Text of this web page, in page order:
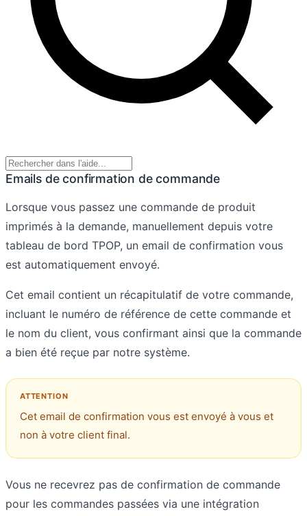
Emails de confirmation de commande
Lorsque vous passez une commande de produit
imprimés à la demande, manuellement depuis votre
tableau de bord TPOP, un email de confirmation vous
est automatiquement envoyé.
Cet email contient un récapitulatif de votre commande,
incluant le numéro de référence de cette commande et
le nom du client, vous confirmant ainsi que la commande
a bien été reçue par notre système.
Cet email de confirmation vous est envoyé à vous et
non à votre client final.
Vous ne recevrez pas de confirmation de commande
pour les commandes passées via une intégration